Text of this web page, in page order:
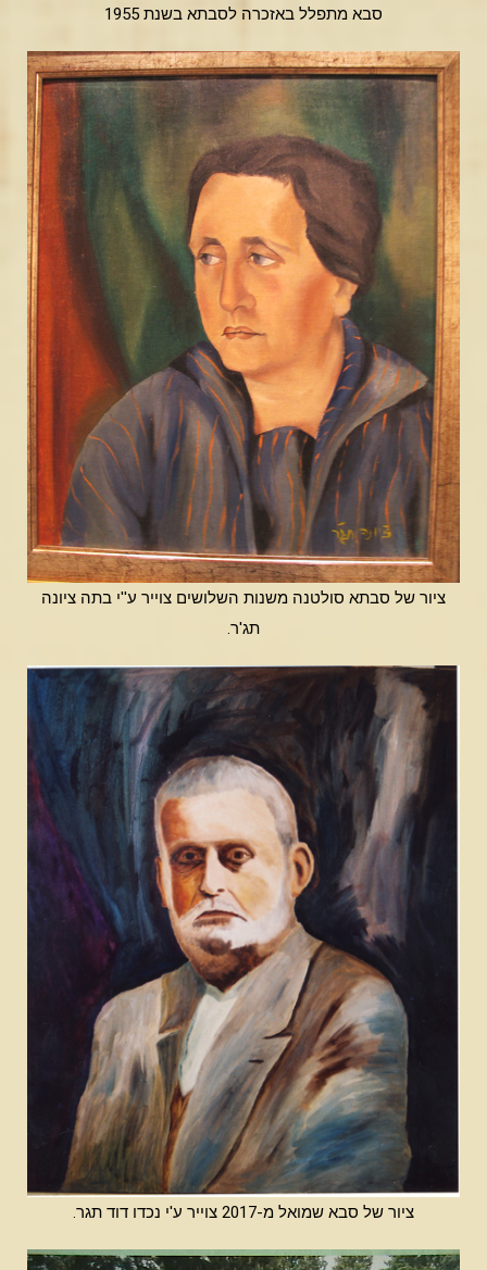
סבא מתפלל באזכרה לסבתא בשנת 1955
ציור של סבתא סולטנה משנות השלושים צוייר ע''י בתה ציונה
תג'ר.
ציור של סבא שמואל מ-2017 צוייר ע'י נכדו דוד תגר.